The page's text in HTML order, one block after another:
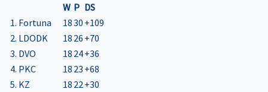
W P DS
1. Fortuna
1830 +109
2. LDODK
18 26 +70
3. DVO
18 24+36
4. PKC
18 23 +68
5. KZ
18 22+30